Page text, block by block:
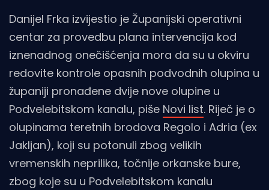
Danijel Frka izvijestio je Županijski operativni
centar za provedbu plana intervencija kod
iznenadnog onečišćenja mora da su u okviru
redovite kontrole opasnih podvodnih olupina u
županiji pronađene dvije nove olupine u
Podvelebitskom kanalu, piše Novi list. Riječ je o
olupinama teretnih brodova Regolo i Adria (ex
Jakljan), koji su potonuli zbog velikih
vremenskih neprilika, točnije orkanske bure,
zbog koje su u Podvelebitskom kanalu